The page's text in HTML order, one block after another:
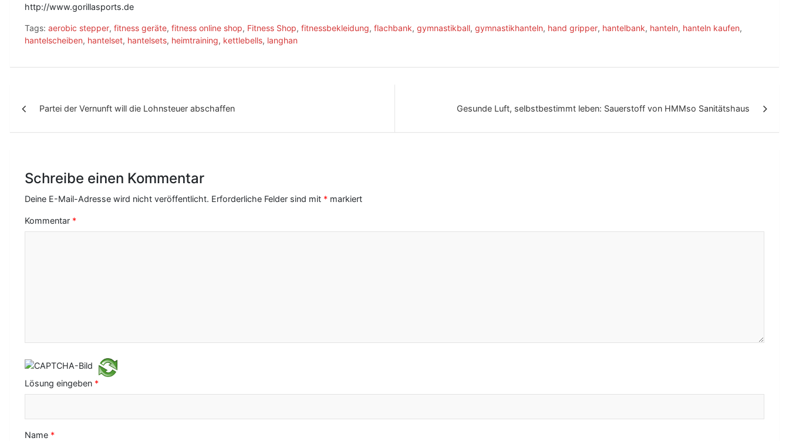
http://www.gorillasports.de
Tags: aerobic stepper, fitness geräte, fitness online shop, Fitness Shop, fitnessbekleidung, flachbank, gymnastikball, gymnastikhanteln, hand gripper, hantelbank, hanteln, hanteln kaufen,
hantelscheiben, hantelset, hantelsets, heimtraining, kettlebells, langhan
i
Partei der Vernunft will die Lohnsteuer abschaffen Gesunde Luft, selbstbestimmt leben: Sauerstoff von HMMso Sanitätshaus
Schreibe einen Kommentar
Deine E-Mail-Adresse wird nicht veröffentlicht. Erforderliche Felder sind mit * markiert
Kommentar *
Lösung eingeben *
Name *